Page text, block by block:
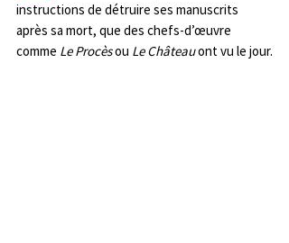
instructions de détruire ses manuscrits
après sa mort, que des chefs-d’œuvre
comme Le Procès ou Le Château ont vu le jour.